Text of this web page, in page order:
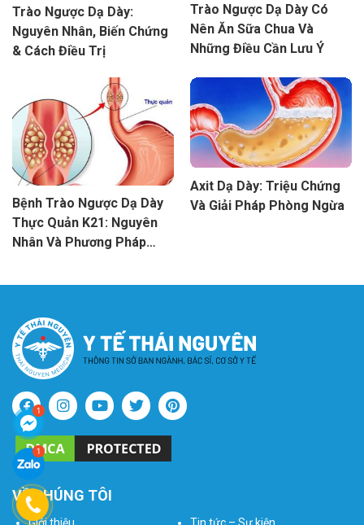
Trào Ngược Dạ Dày:
Nguyên Nhân, Biến Chứng
& Cách Điều Trị
Trào Ngược Dạ Dày Có
Nên Ăn Sữa Chua Và
Những Điều Cần Lưu Ý
Bệnh Trào Ngược Dạ Dày
Thực Quản K21: Nguyên
Nhân Và Phương Pháp
Axit Dạ Dày: Triệu Chứng
Và Giải Pháp Phòng Ngừa
VỀ CHÚNG TÔI